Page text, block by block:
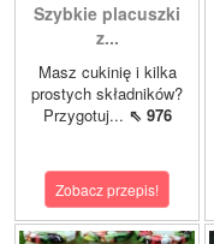
Szybkie placuszki
z...
Masz cukinię i kilka
prostych składników?
Przygotuj... ⇖ 976
Zobacz przepis!